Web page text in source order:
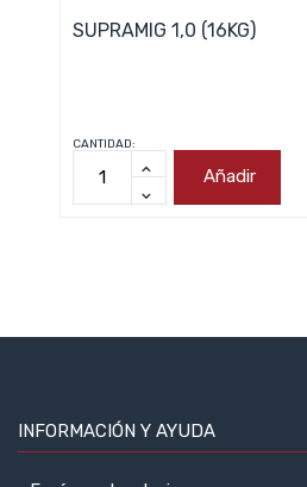
SUPRAMIG 1,0 (16KG)
CANTIDAD:
Añadir
INFORMACIÓN Y AYUDA